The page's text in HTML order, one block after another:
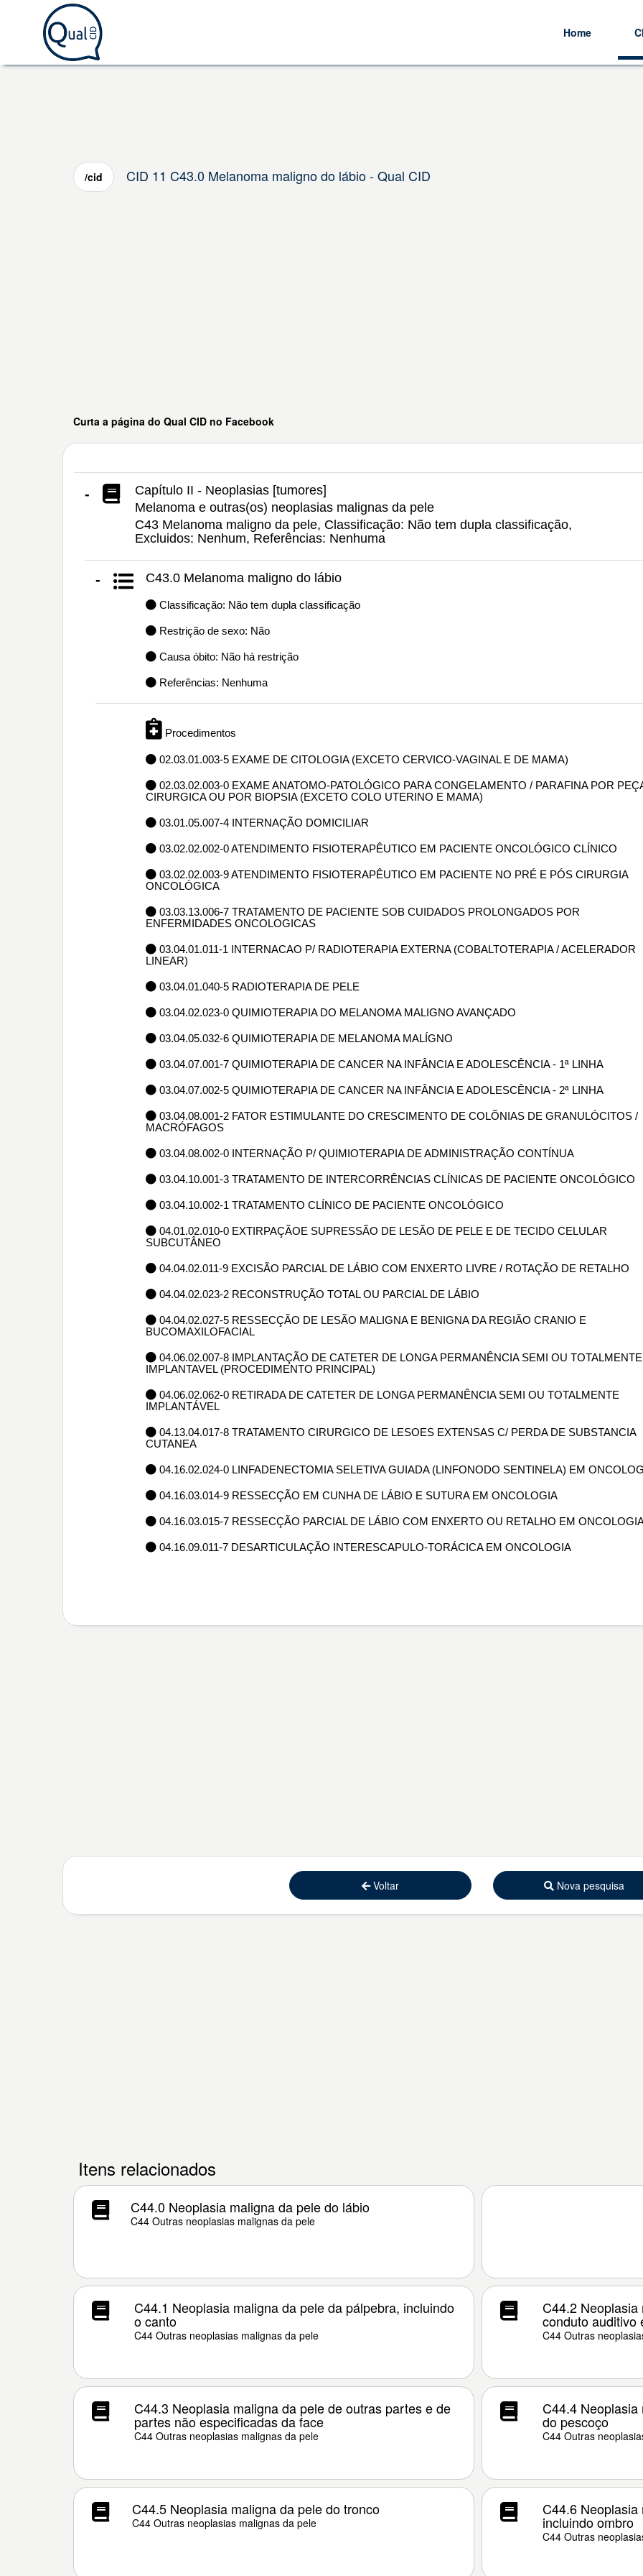
Home
/cid CID 11 C43.0 Melanoma maligno do lábio - Qual CID
Curta a página do Qual CID no Facebook
-
Capítulo II - Neoplasias [tumores]
Melanoma e outras(os) neoplasias malignas da pele
C43 Melanoma maligno da pele, Classificação: Não tem dupla classificação,
Excluidos: Nenhum, Referências: Nenhuma
- C43.0 Melanoma maligno do lábio
Classificação: Não tem dupla classificação
Restrição de sexo: Não
Causa óbito: Não há restrição
Referências: Nenhuma
Procedimentos
02.03.01.003-5 EXAME DE CITOLOGIA (EXCETO CERVICO-VAGINAL E DE MAMA)
02.03.02.003-0 EXAME ANATOMO-PATOLÓGICO PARA CONGELAMENTO / PARAFINA POR
CIRURGICA OU POR BIOPSIA (EXCETO COLO UTERINO E MAMA)
03.01.05.007-4 INTERNAÇÃO DOMICILIAR
03.02.02.002-0 ATENDIMENTO FISIOTERAPÊUTICO EM PACIENTE ONCOLÓGICO CLÍNICO
03.02.02.003-9 ATENDIMENTO FISIOTERAPÊUTICO EM PACIENTE NO PRÉ E PÓS CIRURGIA
ONCOLÓGICA
03.03.13.006-7 TRATAMENTO DE PACIENTE SOB CUIDADOS PROLONGADOS POR
ENFERMIDADES ONCOLOGICAS
03.04.01.011-1 INTERNACAO P/ RADIOTERAPIA EXTERNA (COBALTOTERAPIA / ACELERADOR
LINEAR)
03.04.01.040-5 RADIOTERAPIA DE PELE
03.04.02.023-0 QUIMIOTERAPIA DO MELANOMA MALIGNO AVANÇADO
03.04.05.032-6 QUIMIOTERAPIA DE MELANOMA MALÍGNO
03.04.07.001-7 QUIMIOTERAPIA DE CANCER NA INFÂNCIA E ADOLESCÊNCIA - 1ª LINHA
03.04.07.002-5 QUIMIOTERAPIA DE CANCER NA INFÂNCIA E ADOLESCÊNCIA - 2ª LINHA
03.04.08.001-2 FATOR ESTIMULANTE DO CRESCIMENTO DE COLÕNIAS DE GRANULÓCITOS /
MACRÓFAGOS
03.04.08.002-0 INTERNAÇÃO P/ QUIMIOTERAPIA DE ADMINISTRAÇÃO CONTÍNUA
03.04.10.001-3 TRATAMENTO DE INTERCORRÊNCIAS CLÍNICAS DE PACIENTE ONCOLÓGICO
03.04.10.002-1 TRATAMENTO CLÍNICO DE PACIENTE ONCOLÓGICO
04.01.02.010-0 EXTIRPAÇÃOE SUPRESSÃO DE LESÃO DE PELE E DE TECIDO CELULAR
SUBCUTÂNEO
04.04.02.011-9 EXCISÃO PARCIAL DE LÁBIO COM ENXERTO LIVRE / ROTAÇÃO DE RETALHO
04.04.02.023-2 RECONSTRUÇÃO TOTAL OU PARCIAL DE LÁBIO
04.04.02.027-5 RESSECÇÃO DE LESÃO MALIGNA E BENIGNA DA REGIÃO CRANIO E
BUCOMAXILOFACIAL
04.06.02.007-8 IMPLANTAÇÃO DE CATETER DE LONGA PERMANÊNCIA SEMI OU TOTALMENTE
IMPLANTAVEL (PROCEDIMENTO PRINCIPAL)
04.06.02.062-0 RETIRADA DE CATETER DE LONGA PERMANÊNCIA SEMI OU TOTALMENTE
IMPLANTÁVEL
04.13.04.017-8 TRATAMENTO CIRURGICO DE LESOES EXTENSAS C/ PERDA DE SUBSTANCIA
CUTANEA
04.16.02.024-0 LINFADENECTOMIA SELETIVA GUIADA (LINFONODO SENTINELA) EM
04.16.03.014-9 RESSECÇÃO EM CUNHA DE LÁBIO E SUTURA EM ONCOLOGIA
04.16.03.015-7 RESSECÇÃO PARCIAL DE LÁBIO COM ENXERTO OU RETALHO EM
04.16.09.011-7 DESARTICULAÇÃO INTERESCAPULO-TORÁCICA EM ONCOLOGIA
Voltar Nova pesquisa
Itens relacionados
C44.0 Neoplasia maligna da pele do lábio
C44 Outras neoplasias malignas da pele
C44.1 Neoplasia maligna da pele da pálpebra, incluindo
o canto
C44 Outras neoplasias malignas da pele
C44.2
conduto auditivo
C44 Outras
C44.3 Neoplasia maligna da pele de outras partes e de
partes não especificadas da face
C44 Outras neoplasias malignas da pele
C44.4
do pescoço
C44 Outras
C44.5 Neoplasia maligna da pele do tronco
C44 Outras neoplasias malignas da pele
C44.6
incluindo ombro
C44 Outras